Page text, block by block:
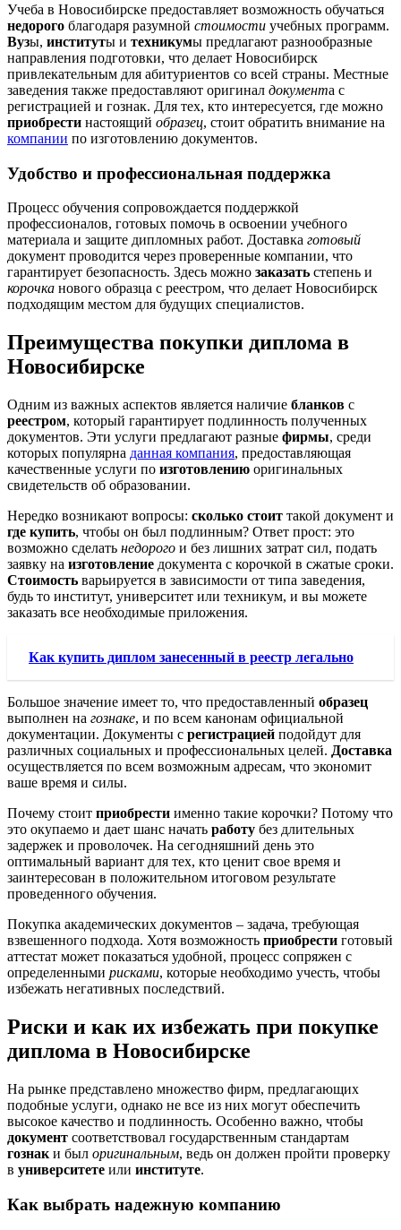
Учеба в Новосибирске предоставляет возможность обучаться
недорого благодаря разумной стоимости учебных программ.
Вузы, институты и техникумы предлагают разнообразные
направления подготовки, что делает Новосибирск
привлекательным для абитуриентов со всей страны. Местные
заведения также предоставляют оригинал документа с
регистрацией и гознак. Для тех, кто интересуется, где можно
приобрести настоящий образец, стоит обратить внимание на
компании по изготовлению документов.
Удобство и профессиональная поддержка
Процесс обучения сопровождается поддержкой
профессионалов, готовых помочь в освоении учебного
материала и защите дипломных работ. Доставка готовый
документ проводится через проверенные компании, что
гарантирует безопасность. Здесь можно заказать степень и
корочка нового образца с реестром, что делает Новосибирск
подходящим местом для будущих специалистов.
Преимущества покупки диплома в
Новосибирске
Одним из важных аспектов является наличие бланков с
реестром, который гарантирует подлинность полученных
документов. Эти услуги предлагают разные фирмы, среди
которых популярна данная компания, предоставляющая
качественные услуги по изготовлению оригинальных
свидетельств об образовании.
Нередко возникают вопросы: сколько стоит такой документ и
где купить, чтобы он был подлинным? Ответ прост: это
возможно сделать недорого и без лишних затрат сил, подать
заявку на изготовление документа с корочкой в сжатые сроки.
Стоимость варьируется в зависимости от типа заведения,
будь то институт, университет или техникум, и вы можете
заказать все необходимые приложения.
Как купить диплом занесенный в реестр легально
Большое значение имеет то, что предоставленный образец
выполнен на гознаке, и по всем канонам официальной
документации. Документы с регистрацией подойдут для
различных социальных и профессиональных целей. Доставка
осуществляется по всем возможным адресам, что экономит
ваше время и силы.
Почему стоит приобрести именно такие корочки? Потому что
это окупаемо и дает шанс начать работу без длительных
задержек и проволочек. На сегодняшний день это
оптимальный вариант для тех, кто ценит свое время и
заинтересован в положительном итоговом результате
проведенного обучения.
Покупка академических документов – задача, требующая
взвешенного подхода. Хотя возможность приобрести готовый
аттестат может показаться удобной, процесс сопряжен с
определенными рисками, которые необходимо учесть, чтобы
избежать негативных последствий.
Риски и как их избежать при покупке
диплома в Новосибирске
На рынке представлено множество фирм, предлагающих
подобные услуги, однако не все из них могут обеспечить
высокое качество и подлинность. Особенно важно, чтобы
документ соответствовал государственным стандартам
гознак и был оригинальным, ведь он должен пройти проверку
в университете или институте.
Как выбрать надежную компанию